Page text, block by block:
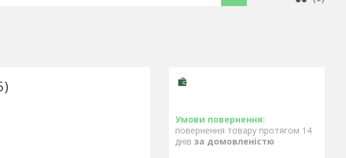
повернення товару протягом 14
днів за домовленістю